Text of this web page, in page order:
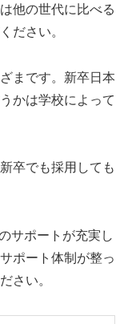
他の世代に比べる
ださい。
まです。新卒日本
かは学校によって
卒でも採用しても
サポートが充実し
ポート体制が整っ
さい。